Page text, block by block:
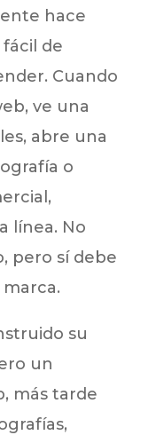
hace
de
Cuando
ve una
abre una
o
línea. No
pero sí debe
su
un
más tarde